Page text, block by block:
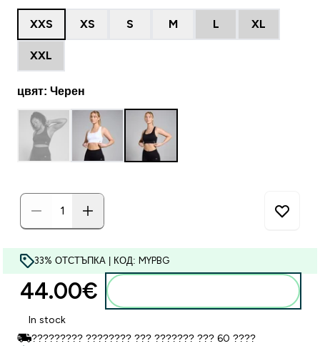
XXS XS S M L XL
XXL
цвят: Черен
33% ОТСТЪПКА | КОД: MYPBG
44.00€‎
In stock
????????? ???????? ??? ??????? ??? 60 ????